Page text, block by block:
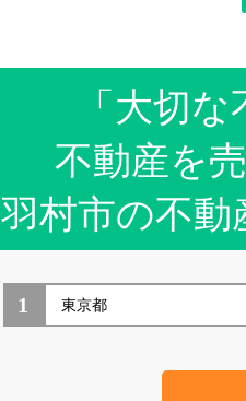
「大切
不動産を
羽村市の不動
1